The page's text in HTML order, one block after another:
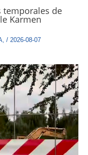
temporales de
Karmen
/ 2026-08-07